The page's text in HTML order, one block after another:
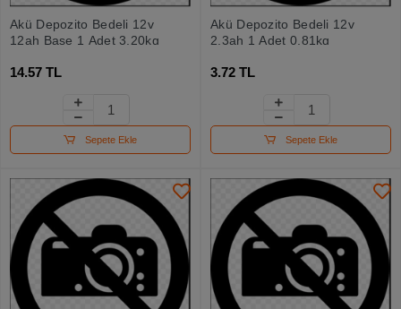
Akü Depozito Bedeli 12v
12ah Base 1 Adet 3,20kg
14.57 TL
Sepete Ekle
Akü Depozito Bedeli 12v
2.3ah 1 Adet 0,81kg
3.72 TL
Sepete Ekle